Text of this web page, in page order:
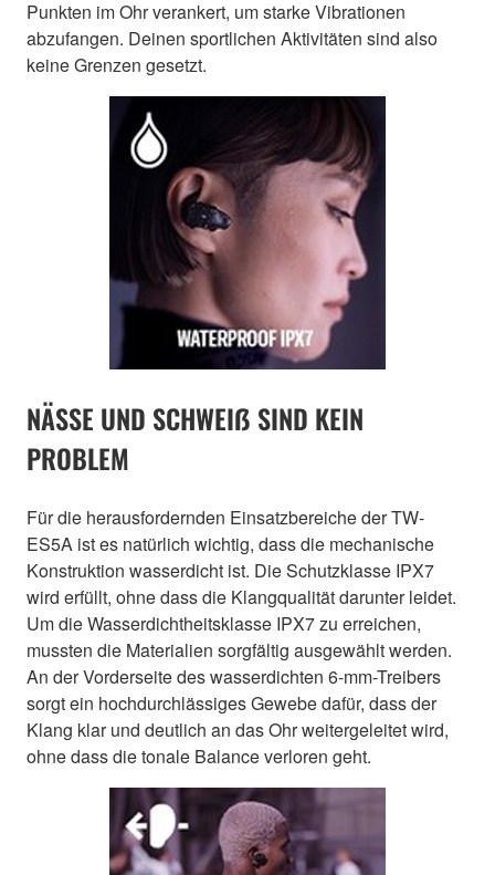
Punkten im Ohr verankert, um starke Vibrationen
abzufangen. Deinen sportlichen Aktivitäten sind also
keine Grenzen gesetzt.
NÄSSE UND SCHWEIẞ SIND KEIN
PROBLEM
Für die herausfordernden Einsatzbereiche der TW-
ES5A ist es natürlich wichtig, dass die mechanische
Konstruktion wasserdicht ist. Die Schutzklasse IPX7
wird erfüllt, ohne dass die Klangqualität darunter leidet.
Um die Wasserdichtheitsklasse IPX7 zu erreichen,
mussten die Materialien sorgfältig ausgewählt werden.
An der Vorderseite des wasserdichten 6-mm-Treibers
sorgt ein hochdurchlässiges Gewebe dafür, dass der
Klang klar und deutlich an das Ohr weitergeleitet wird,
ohne dass die tonale Balance verloren geht.